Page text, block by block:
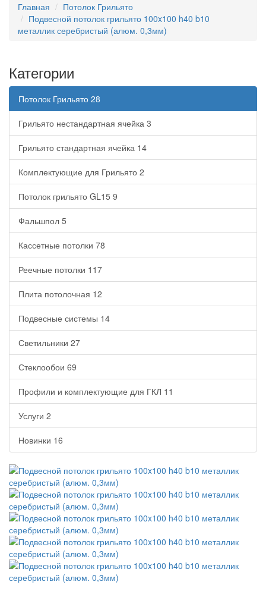
Главная
Потолок Грильято
Подвесной потолок грильято 100x100 h40 b10
металлик серебристый (алюм. 0,3мм)
Категории
Потолок Грильято 28
Грильято нестандартная ячейка 3
Грильято стандартная ячейка 14
Комплектующие для Грильято 2
Потолок грильято GL15 9
Фальшпол 5
Кассетные потолки 78
Реечные потолки 117
Плита потолочная 12
Подвесные системы 14
Светильники 27
Стеклообои 69
Профили и комплектующие для ГКЛ 11
Услуги 2
Новинки 16